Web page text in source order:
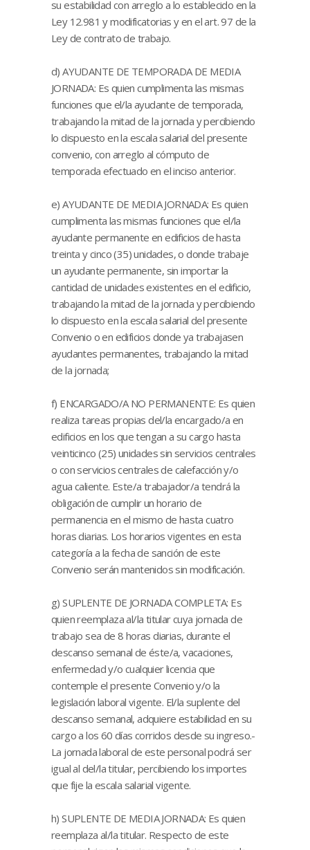
su estabilidad con arreglo a lo establecido en la
Ley 12.981 y modificatorias y en el art. 97 de la
Ley de contrato de trabajo.
d) AYUDANTE DE TEMPORADA DE MEDIA
JORNADA: Es quien cumplimenta las mismas
funciones que el/la ayudante de temporada,
trabajando la mitad de la jornada y percibiendo
lo dispuesto en la escala salarial del presente
convenio, con arreglo al cómputo de
temporada efectuado en el inciso anterior.
e) AYUDANTE DE MEDIA JORNADA: Es quien
cumplimenta las mismas funciones que el/la
ayudante permanente en edificios de hasta
treinta y cinco (35) unidades, o donde trabaje
un ayudante permanente, sin importar la
cantidad de unidades existentes en el edificio,
trabajando la mitad de la jornada y percibiendo
lo dispuesto en la escala salarial del presente
Convenio o en edificios donde ya trabajasen
ayudantes permanentes, trabajando la mitad
de la jornada;
f) ENCARGADO/A NO PERMANENTE: Es quien
realiza tareas propias del/la encargado/a en
edificios en los que tengan a su cargo hasta
veinticinco (25) unidades sin servicios centrales
o con servicios centrales de calefacción y/o
agua caliente. Este/a trabajador/a tendrá la
obligación de cumplir un horario de
permanencia en el mismo de hasta cuatro
horas diarias. Los horarios vigentes en esta
categoría a la fecha de sanción de este
Convenio serán mantenidos sin modificación.
g) SUPLENTE DE JORNADA COMPLETA: Es
quien reemplaza al/la titular cuya jornada de
trabajo sea de 8 horas diarias, durante el
descanso semanal de éste/a, vacaciones,
enfermedad y/o cualquier licencia que
contemple el presente Convenio y/o la
legislación laboral vigente. El/la suplente del
descanso semanal, adquiere estabilidad en su
cargo a los 60 días corridos desde su ingreso.-
La jornada laboral de este personal podrá ser
igual al del/la titular, percibiendo los importes
que fije la escala salarial vigente.
h) SUPLENTE DE MEDIA JORNADA: Es quien
reemplaza al/la titular. Respecto de este